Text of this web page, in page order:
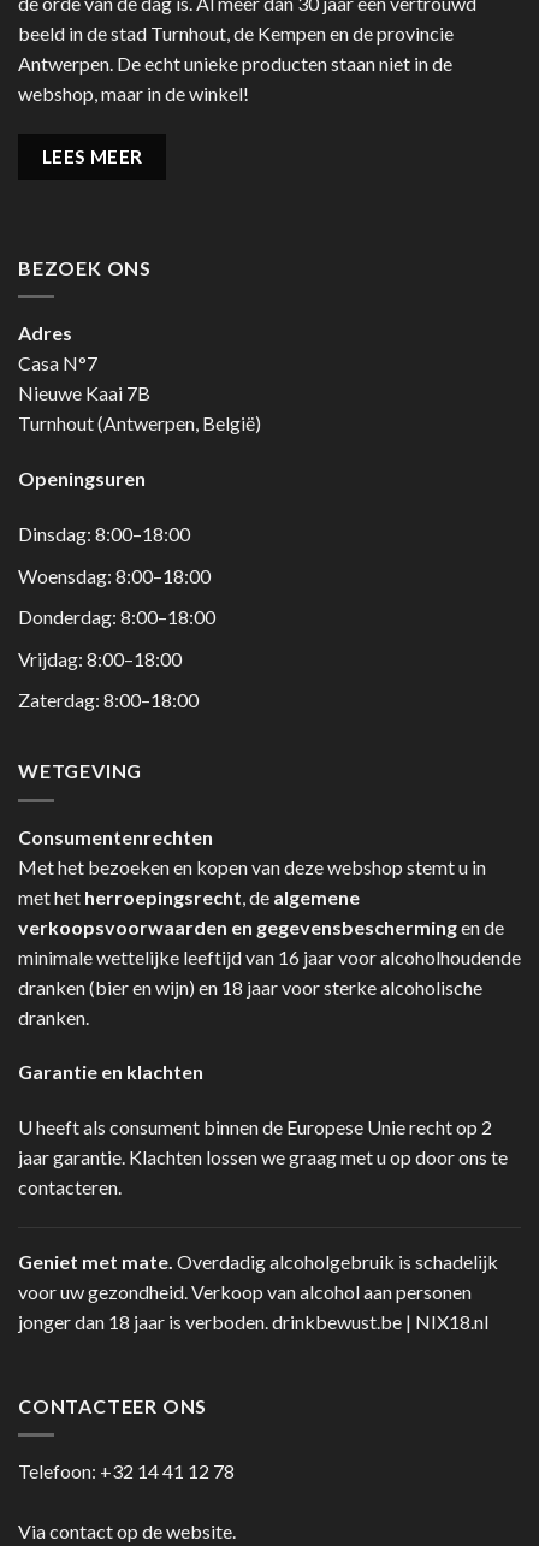
beeld in de stad Turnhout, de Kempen en de provincie
Antwerpen. De echt unieke producten staan niet in de
webshop, maar in de winkel!
LEES MEER
BEZOEK ONS
Adres
Casa N°7
Nieuwe Kaai 7B
Turnhout (Antwerpen, België)
Openingsuren
Dinsdag: 8:00–18:00
Woensdag: 8:00–18:00
Donderdag: 8:00–18:00
Vrijdag: 8:00–18:00
Zaterdag: 8:00–18:00
WETGEVING
Consumentenrechten
Met het bezoeken en kopen van deze webshop stemt u in
met het herroepingsrecht , de algemene
verkoopsvoorwaarden en gegevensbeschermingen de
minimale wettelijke leeftijd van 16 jaar voor alcoholhoudende
dranken (bier en wijn) en 18 jaar voor sterke alcoholische
dranken.
Garantie en klachten
U heeft als consument binnen de Europese Unie recht op 2
jaar garantie. Klachten lossen we graag met u op door ons te
contacteren.
Geniet met mate. Overdadig alcoholgebruik is schadelijk
voor uw gezondheid. Verkoop van alcohol aan personen
jonger dan 18 jaar is verboden.drinkbewust.be | NIX18.nl
CONTACTEER ONS
Telefoon: +32 14 41 12 78
Via contact op de website.